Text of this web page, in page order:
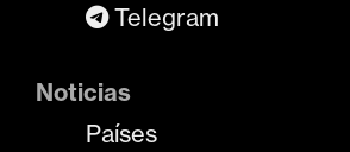
Telegram
Noticias
Países